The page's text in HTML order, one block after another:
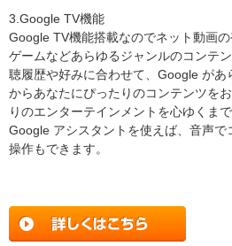
3.Google TV機能
Google TV機能搭載なのでネット動画の
ゲームなどあらゆるジャンルのコンテ
聴履歴や好みに合わせて、Google があ
からあなたにぴったりのコンテンツを
りのエンターテインメントを心ゆくま
Google アシスタントを使えば、音声
操作もできます。